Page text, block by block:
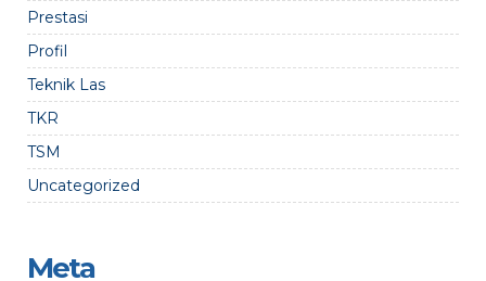
Prestasi
Profil
Teknik Las
TKR
TSM
Uncategorized
Meta